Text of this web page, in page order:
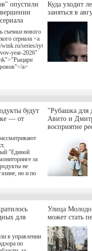
опустили
съемки нового
сериала <a
series/rytsari-
year-2026"
a>
романа
Главные
исполнили
Полина
Савостюк,
Кузьма
Елисей
Жукова, а
родителей.
Чичканов
"И
Куда уходит
заняться в
будут
— от
"Единой
за
не
но и по
было понятно,
"поехала"
разогнал.
"Рубашка для
Авито и
восприятие
для
в управлении
по
Улица
может стать